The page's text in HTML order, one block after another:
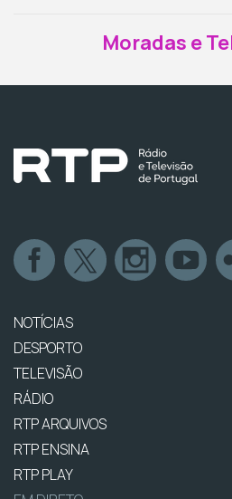
Moradas e
NOTÍCIAS
DESPORTO
TELEVISÃO
RÁDIO
RTP ARQUIVOS
RTP ENSINA
RTP PLAY